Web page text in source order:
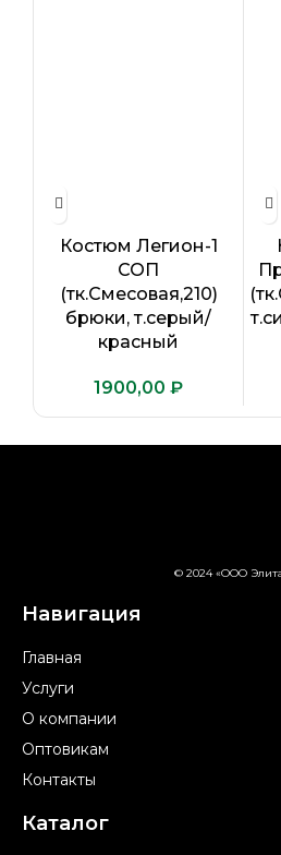
Костюм Легион-1
СОП
(тк.Смесовая,210)
брюки, т.серый/
красный
₽
© 2024 «ООО
Навигация
Главная
Услуги
О компании
Оптовикам
Контакты
Каталог